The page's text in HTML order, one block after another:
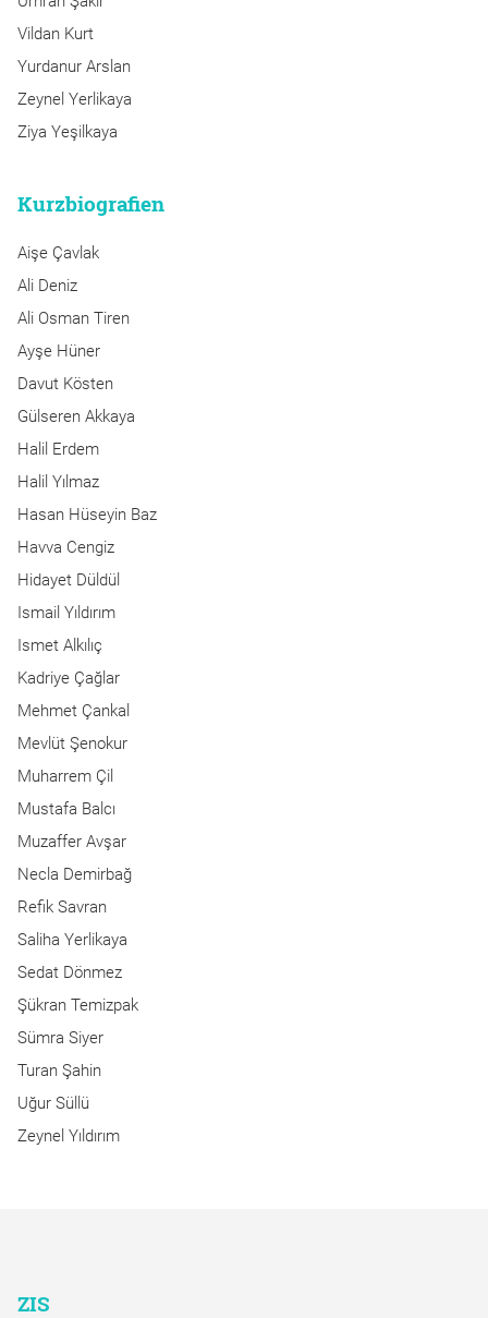
Vildan Kurt
Yurdanur Arslan
Zeynel Yerlikaya
Ziya Yeşilkaya
Kurzbiografien
Aişe Çavlak
Ali Deniz
Ali Osman Tiren
Ayşe Hüner
Davut Kösten
Gülseren Akkaya
Halil Erdem
Halil Yılmaz
Hasan Hüseyin Baz
Havva Cengiz
Hidayet Düldül
Ismail Yıldırım
Ismet Alkılıç
Kadriye Çağlar
Mehmet Çankal
Mevlüt Şenokur
Muharrem Çil
Mustafa Balcı
Muzaffer Avşar
Necla Demirbağ
Refik Savran
Saliha Yerlikaya
Sedat Dönmez
Şükran Temizpak
Sümra Siyer
Turan Şahin
Uğur Süllü
Zeynel Yıldırım
ZIS